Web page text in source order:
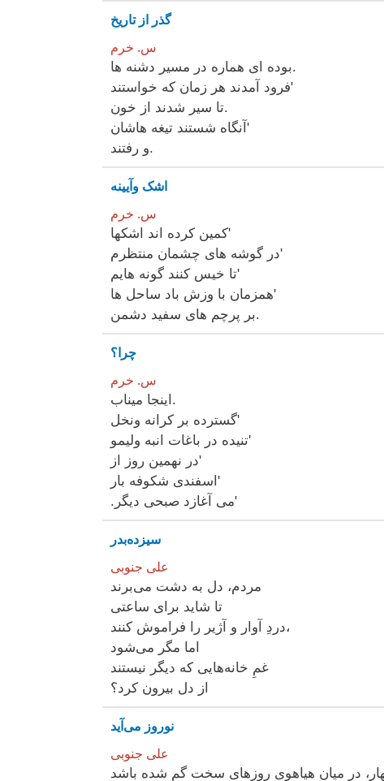
گذر از تاریخ
س. خرم
بوده ای هماره در مسیر دشنه ها.
فرود آمدند هر زمان که خواستند'
تا سیر شدند از خون.
آنگاه شستند تیغه هاشان'
و رفتند.
اشک وآیینه
س. خرم
کمین کرده اند اشکها'
در گوشه های چشمان منتظرم'
تا خیس کنند گونه هایم'
همزمان با وزش باد ساحل ها'
بر پرچم های سفید دشمن.
س. خرم
اینجا میناب.
گسترده بر کرانه ونخل'
تنیده در باغات انبه ولیمو'
در نهمین روز از'
اسفندی شکوفه بار'
.می آغازد صبحی دیگر'
سیزده‌بدر
علی جنوبی
مردم، دل به دشت می‌برند
تا شاید برای ساعتی
دردِ آوار و آژیر را فراموش کنند،
اما مگر می‌شود
غمِ خانه‌هایی که دیگر نیستند
از دل بیرون کرد؟
نوروز می‌آید
علی جنوبی